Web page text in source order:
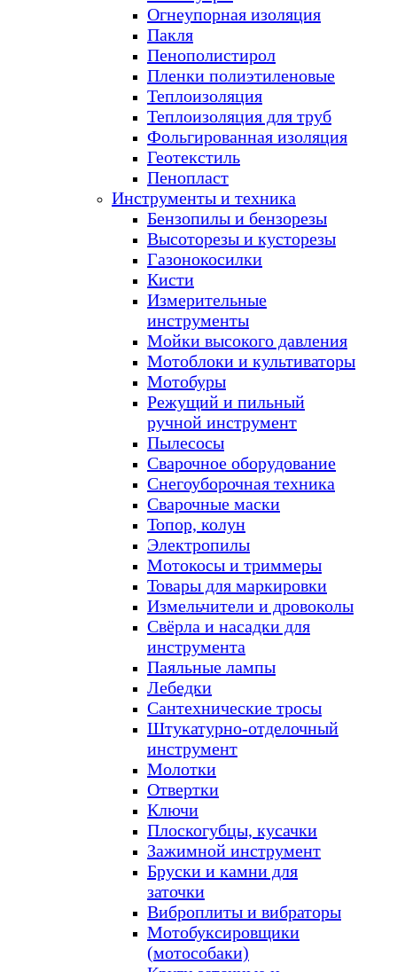
Огнеупорная изоляция
Пакля
Пенополистирол
Пленки полиэтиленовые
Теплоизоляция
Теплоизоляция для труб
Фольгированная изоляция
Геотекстиль
Пенопласт
Инструменты и техника
Бензопилы и бензорезы
Высоторезы и кусторезы
Газонокосилки
Кисти
Измерительные
инструменты
Мойки высокого давления
Мотоблоки и культиваторы
Мотобуры
Режущий и пильный
ручной инструмент
Пылесосы
Сварочное оборудование
Снегоуборочная техника
Сварочные маски
Топор, колун
Электропилы
Мотокосы и триммеры
Товары для маркировки
Измельчители и дровоколы
Свёрла и насадки для
инструмента
Паяльные лампы
Лебедки
Сантехнические тросы
Штукатурно-отделочный
инструмент
Молотки
Отвертки
Ключи
Плоскогубцы, кусачки
Зажимной инструмент
Бруски и камни для
заточки
Виброплиты и вибраторы
Мотобуксировщики
(мотособаки)